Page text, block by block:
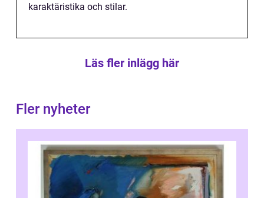
karaktäristika och stilar.
Läs fler inlägg här
Fler nyheter